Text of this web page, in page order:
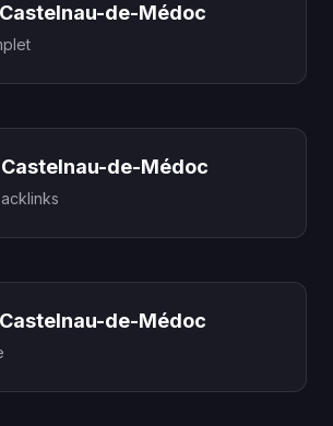
de-Médoc
de-Médoc
de-Médoc